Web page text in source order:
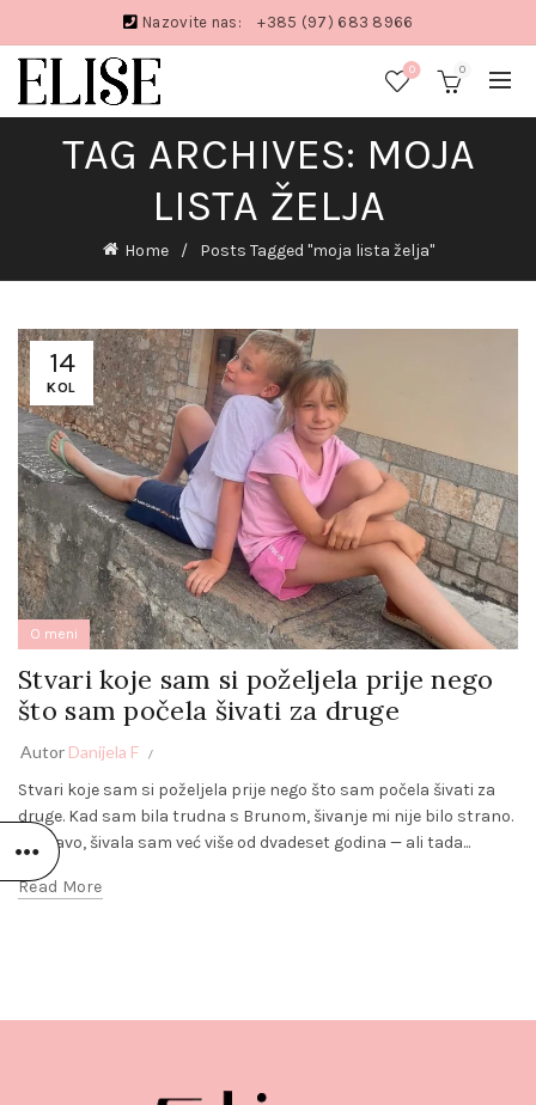
Nazovite nas: +385 (97) 683 8966
0 0
TAG ARCHIVES: MOJA
LISTA ŽELJA
Home Posts Tagged "moja lista želja"
14
KOL
O meni
Stvari koje sam si poželjela prije nego
što sam počela šivati za druge
Autor Danijela F
Stvari koje sam si poželjela prije nego što sam počela šivati za
druge. Kad sam bila trudna s Brunom, šivanje mi nije bilo strano.
Zapravo, šivala sam već više od dvadeset godina — ali tada...
Read More